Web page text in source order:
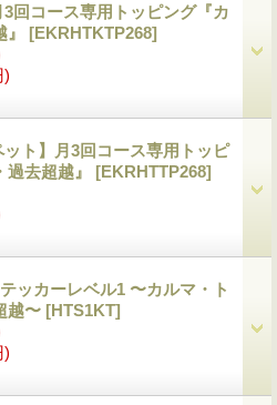
回コース専用トッピング『カ
』 [EKRHTKTP268]
)
ト】月3回コース専用トッピ
過去超越』 [EKRHTTP268]
ッカーレベル1 〜カルマ・ト
越〜 [HTS1KT]
)